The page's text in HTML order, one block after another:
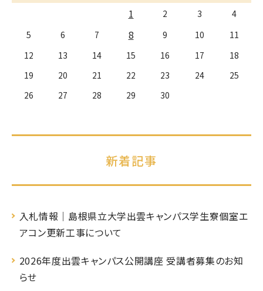
1 2 3
4
5
6 7 8 9 10
11
12
13 14 15 16 17
18
19
20 21 22 23 24
25
26
27 28 29 30
新着記事
入札情報｜島根県立大学出雲キャンパス学生寮個室エ
アコン更新工事について
2026年度出雲キャンパス公開講座 受講者募集のお知
らせ